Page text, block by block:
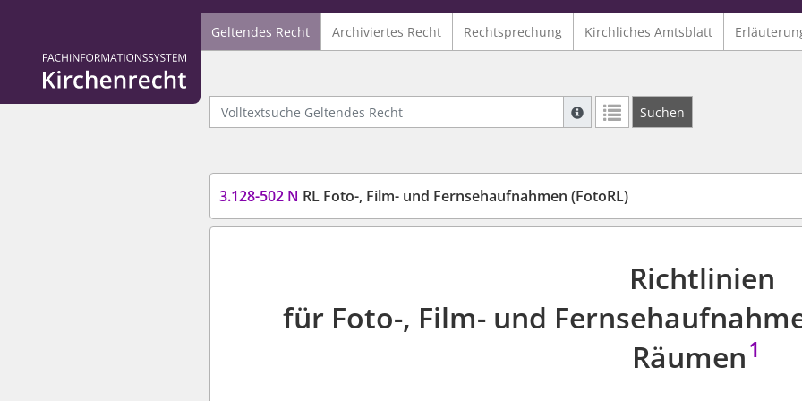
Logo Fachinformationssystem Kirchenrecht
Geltendes Recht Archiviertes Recht Rechtsprechung Kirchliches Amtsblatt
Volltextsuche Geltendes Recht
Suche mit Platzhalter "*", Bsp.
Suchen
3.128-502 N RL Foto-, Film- und Fernsehaufnahmen (FotoRL)
Richtlinien
für Foto-, Film- und
Räumen1